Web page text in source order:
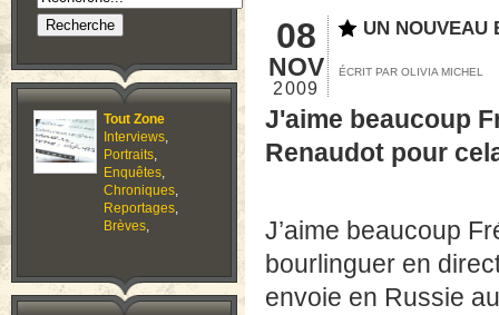
Tout Zone
Interviews,
Portraits,
Enquêtes,
Chroniques,
Reportages,
Brèves,
08
NOV
2009
UN NOUVEAU
ÉCRIT PAR OLIVIA MICHEL
J'aime beaucoup
Renaudot pour
J’aime beaucoup
bourlinguer en
envoie en Russie